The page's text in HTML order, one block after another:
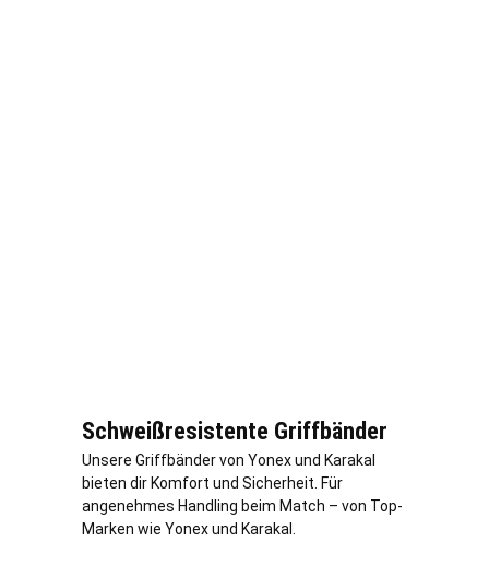
Schweißresistente Griffbänder
Unsere Griffbänder von Yonex und Karakal
bieten dir Komfort und Sicherheit. Für
angenehmes Handling beim Match – von Top-
Marken wie Yonex und Karakal.